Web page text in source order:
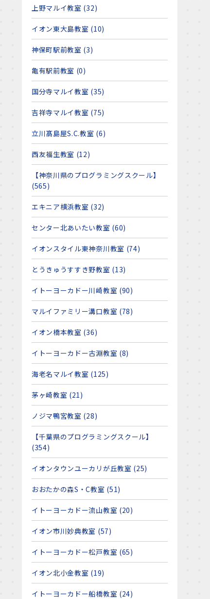
上野マルイ教室 (32)
イオン東大島教室 (10)
神保町駅前教室 (3)
亀有駅前教室 (0)
国分寺マルイ教室 (35)
吉祥寺マルイ教室 (75)
立川髙島屋S.C.教室 (6)
西友福生教室 (12)
【神奈川県のプログラミングスクール】
(565)
エキニア横浜教室 (32)
センター北あいたい教室 (60)
イオンスタイル東神奈川教室 (74)
とうきゅうすすき野教室 (13)
イトーヨーカドー川崎教室 (90)
マルイファミリー溝口教室 (78)
イオン橋本教室 (36)
イトーヨーカドー古淵教室 (8)
海老名マルイ教室 (125)
茅ヶ崎教室 (21)
ノジマ鴨宮教室 (28)
【千葉県のプログラミングスクール】
(354)
イオンタウンユーカリが丘教室 (25)
おおたかの森S・C教室 (51)
イトーヨーカドー流山教室 (20)
イオン市川妙典教室 (57)
イトーヨーカドー松戸教室 (65)
イオン北小金教室 (19)
イトーヨーカドー船橋教室 (24)